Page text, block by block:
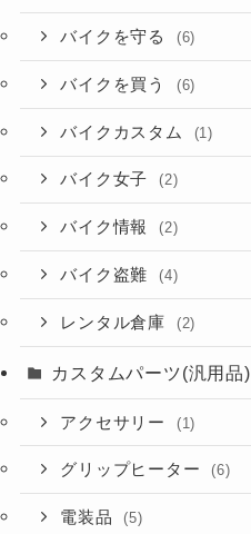
バイクを守る (6)
バイクを買う (6)
バイクカスタム (1)
バイク女子 (2)
バイク情報 (2)
バイク盗難 (4)
レンタル倉庫 (2)
カスタムパーツ(汎用品)
アクセサリー (1)
グリップヒーター (6)
電装品 (5)